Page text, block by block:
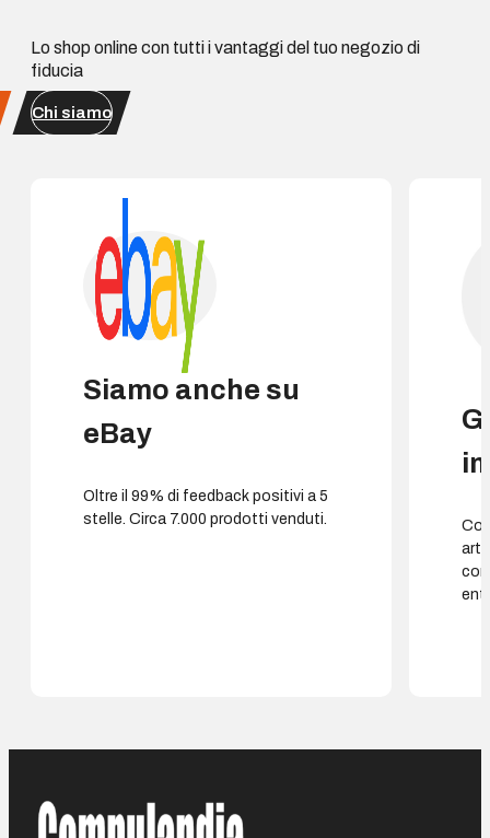
Lo shop online con tutti i vantaggi del tuo negozio di
fiducia
Chi siamo
Siamo anche su
eBay
Oltre il 99% di feedback positivi a 5
stelle. Circa 7.000 prodotti venduti.